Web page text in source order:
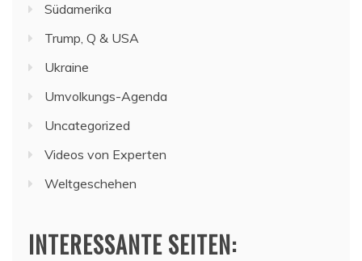
Südamerika
Trump, Q & USA
Ukraine
Umvolkungs-Agenda
Uncategorized
Videos von Experten
Weltgeschehen
INTERESSANTE SEITEN: